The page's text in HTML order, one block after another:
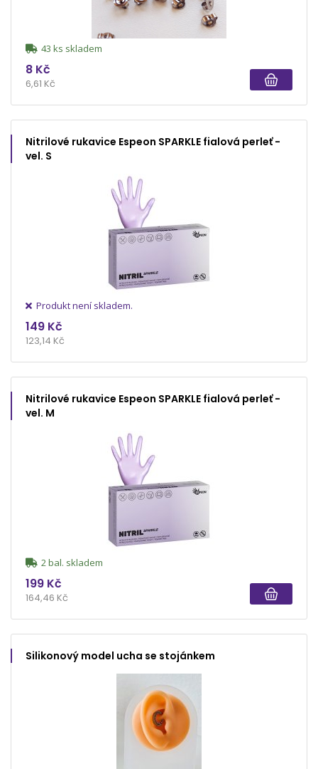
43 ks skladem
8 Kč
6,61 Kč
Nitrilové rukavice Espeon SPARKLE fialová perleť -
vel. S
Produkt není skladem.
149 Kč
123,14 Kč
Nitrilové rukavice Espeon SPARKLE fialová perleť -
vel. M
2 bal. skladem
199 Kč
164,46 Kč
Silikonový model ucha se stojánkem